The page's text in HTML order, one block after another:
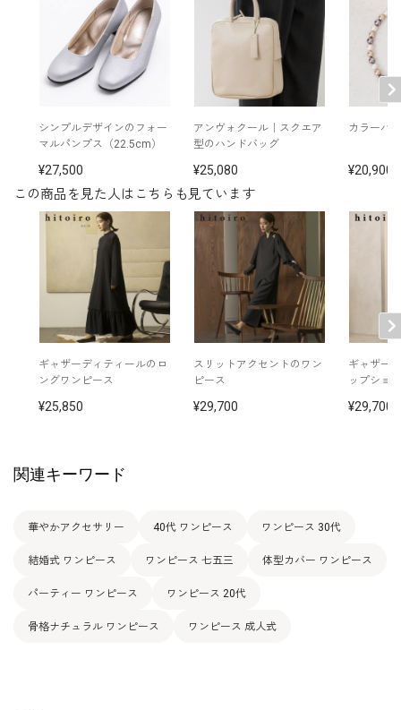
後ろファスナー
両脇ポケット
※モデル着用：
イヤリング /
※モデル：身長168cm 9号着用
この商品を見た人はこちらも見ています
ギャザーディティールのロ
ングワンピース
25,850
スリットアクセントのワン
ピース
29,700
ギャザー
ップショ
29,700
シンプルデザインのフォー
マルパンプス（22.5cm）
27,500
アンヴォクール｜スクエア
型のハンドバッグ
25,080
カラーパ
20,900
関連キーワード
華やかアクセサリー 40代 ワンピース ワンピース 30代
結婚式 ワンピース ワンピース 七五三 体型カバー ワンピース
パーティー ワンピース ワンピース 20代
骨格ナチュラル ワンピース ワンピース 成人式